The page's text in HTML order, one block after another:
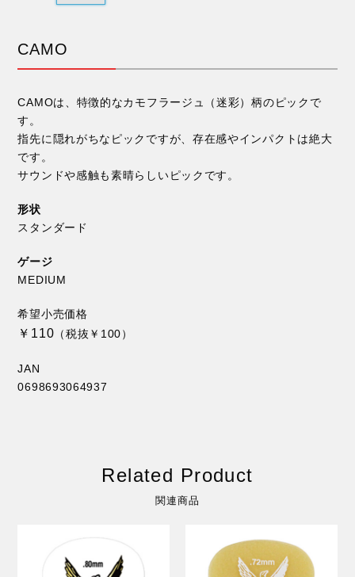
CAMO
CAMOは、特徴的なカモフラージュ（迷彩）柄のピックで
す。
指先に隠れがちなピックですが、存在感やインパクトは絶大
です。
サウンドや感触も素晴らしいピックです。
形状
スタンダード
ゲージ
MEDIUM
希望小売価格
￥110 （税抜￥100）
JAN
0698693064937
Related Product
関連商品